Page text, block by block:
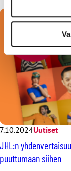
7.10.2024Uutiset
JHL:n
puuttumaan siihen